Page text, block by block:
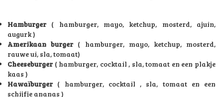
Hamburger ( hamburger, mayo, ketchup, mosterd, ajuin,
augurk )
Amerikaan burger ( hamburger, mayo, ketchup, mosterd,
rauwe ui, sla, tomaat)
Cheeseburger ( hamburger, cocktail , sla, tomaat en een plakje
kaas )
Hawaïburger ( hamburger, cocktail , sla, tomaat en een
schijfje ananas )